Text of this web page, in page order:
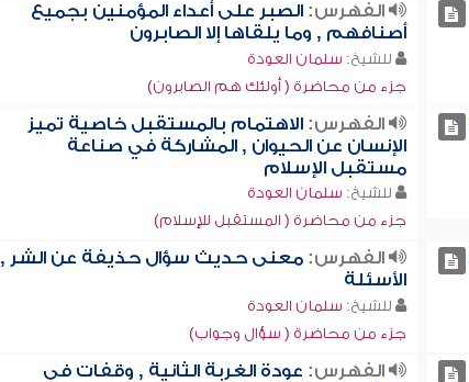
الفهرس: الصبر على أعداء المؤمنين بجميع
أصنافهم , وما يلقاها إلا الصابرون
للشيخ: سلمان العودة
جزء من محاضرة ( أولئك هم الصابرون)
الفهرس: الاهتمام بالمستقبل خاصية تميز
الإنسان عن الحيوان , المشاركة في صناعة
مستقبل الإسلام
للشيخ: سلمان العودة
جزء من محاضرة ( المستقبل للإسلام)
الفهرس: معنى حديث سؤال حذيفة عن الشر ,
الأسئلة
للشيخ: سلمان العودة
جزء من محاضرة ( سؤال وجواب)
الفهرس: عودة الغربة الثانية , وقفات في